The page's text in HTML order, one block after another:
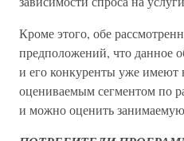
Кроме этого, обе
предположений, что данное
и его конкуренты уже имеют
оцениваемым сегментом по
и можно оценить